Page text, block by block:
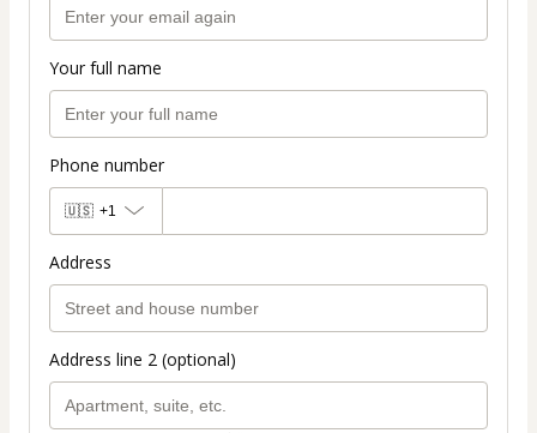
Your full name
Phone number
🇺🇸 +1
Address
Address line 2 (optional)